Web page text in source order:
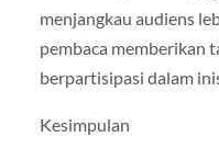
menjangkau audiens
pembaca memberikan
berpartisipasi dalam
Kesimpulan